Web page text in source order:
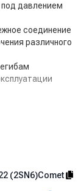
давлением
соединение
различного
(2SN6)Comet